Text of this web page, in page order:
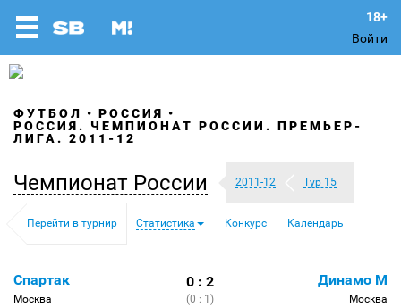
Войти
ФУТБОЛ
РОССИЯ
РОССИЯ. ЧЕМПИОНАТ РОССИИ. ПРЕМЬЕР-
ЛИГА. 2011-12
Чемпионат России 2011-12 Тур 15
Перейти в турнир Статистика Конкурс Календарь
Спартак
Москва
0 : 2
(0 : 1)
Динамо М
Москва